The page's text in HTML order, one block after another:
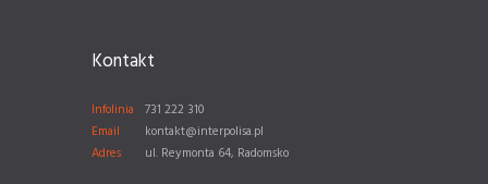
Kontakt
Infolinia
731 222 310
Email
kontakt@interpolisa.pl
Adres
ul. Reymonta 64, Radomsko